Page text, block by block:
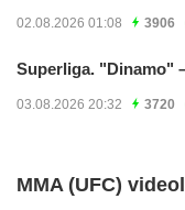
02.08.2026 01:08 3906
Superliga. "Dinamo"
03.08.2026 20:32 3720
MMA (UFC)